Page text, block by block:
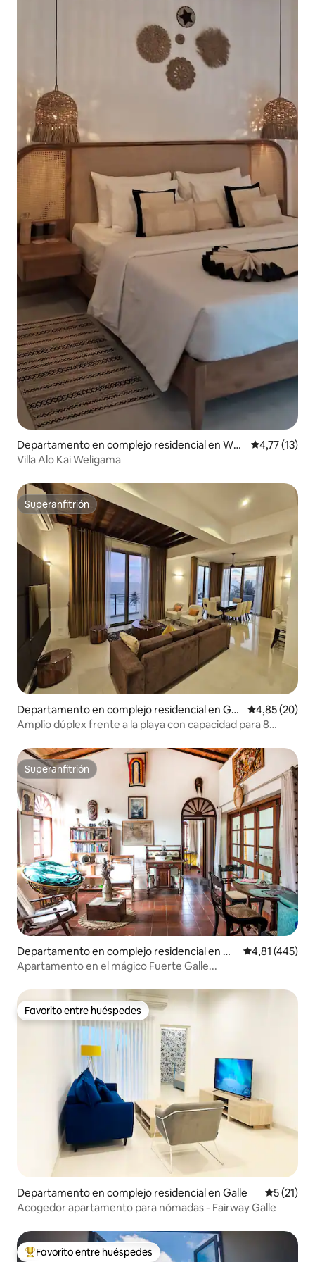
Departamento en complejo residencial en Weli
gama
Calificación
4,77 (13)
Villa Alo Kai Weligama
Superanfitrión
Superanfitrión
Departamento en complejo residencial en Gall
e
Calificación
4,85 (20)
Amplio dúplex frente a la playa con capacidad para 8
Superanfitrión
Superanfitrión
Departamento en complejo residencial en Ga
lle
Calificación
4,81 (445)
Apartamento en el mágico Fuerte Galle...
Favorito entre huéspedes
Favorito entre huéspedes
Departamento en complejo residencial en Galle
5 (21)
Acogedor apartamento para nómadas - Fairway Galle
Favorito entre los huéspedes más destacados
Favorito entre huéspedes